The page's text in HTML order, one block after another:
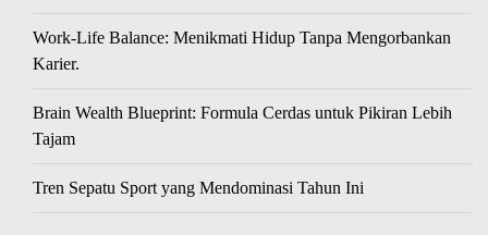
Work-Life Balance: Menikmati Hidup Tanpa Mengorbankan
Karier.
Brain Wealth Blueprint: Formula Cerdas untuk Pikiran Lebih
Tajam
Tren Sepatu Sport yang Mendominasi Tahun Ini